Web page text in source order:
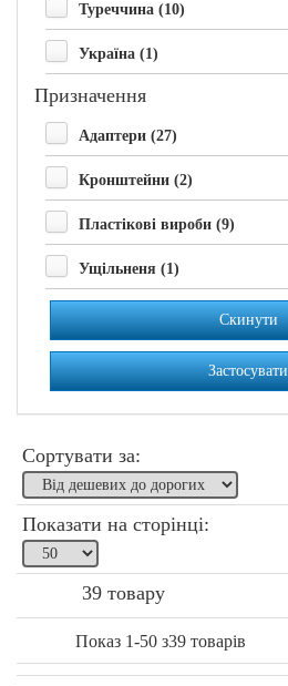
Туреччина (10)
Україна (1)
Призначення
Адаптери (27)
Кронштейни (2)
Пластікові вироби (9)
Ущільненя (1)
Скинути
Застосувати
Сортувати за:
Показати на сторінці:
39 товару
Показ 1-50 з39 товарів